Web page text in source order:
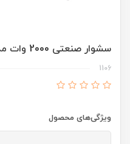
سشوار صنعتی 2000 وات مدل 1106 رونیکس
1106
ویژگی‌های محصول